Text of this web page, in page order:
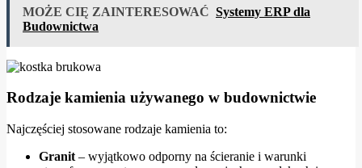
MOŻE CIĘ ZAINTERESOWAĆ Systemy ERP dla
Budownictwa
Rodzaje kamienia używanego w budownictwie
Najczęściej stosowane rodzaje kamienia to:
Granit – wyjątkowo odporny na ścieranie i warunki